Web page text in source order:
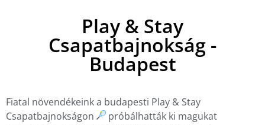
Play & Stay
Csapatbajnokság -
Budapest
Fiatal növendékeink a budapesti Play & Stay
Csapatbajnokságon
próbálhatták ki magukat